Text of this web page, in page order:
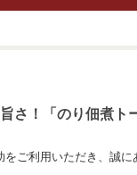
さ！「のり佃煮ト
をご利用いただき、誠